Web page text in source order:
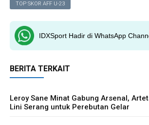
TOP SKOR AFF U-23
IDXSport Hadir di WhatsApp
BERITA TERKAIT
Leroy Sane Minat Gabung Arsenal,
Lini Serang untuk Perebutan Gelar